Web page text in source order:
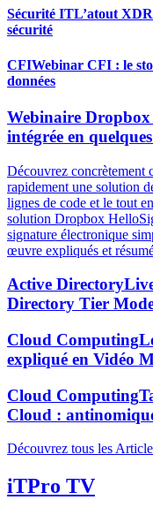
Sécurité ITL’atout
sécurité
CFIWebinar CFI : le
données
Webinaire
intégrée en
Découvrez concrètement
rapidement une solution
lignes de code et le tout
solution Dropbox
signature électronique
œuvre expliqués et
Active Directory
Directory Tier
Cloud Computing
expliqué en Vidéo
Cloud Computing
Cloud :
Découvrez tous les
iTPro TV